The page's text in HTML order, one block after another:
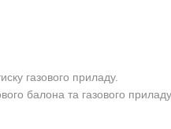
газового приладу.
балона та газового приладу.